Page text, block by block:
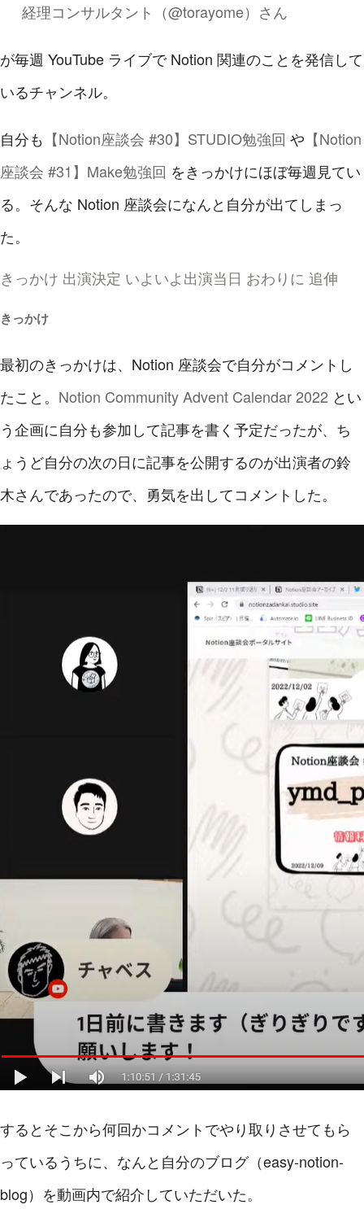
経理コンサルタント（@torayome）さん
が毎週 YouTube ライブで Notion 関連のことを発信して
いるチャンネル。
自分も 【Notion座談会 #30】STUDIO勉強回 や 【Notion
座談会 #31】Make勉強回 をきっかけにほぼ毎週見てい
る。そんな Notion 座談会になんと自分が出てしまっ
た。
きっかけ 出演決定 いよいよ出演当日 おわりに 追伸
きっかけ
最初のきっかけは、Notion 座談会で自分がコメントし
たこと。 Notion Community Advent Calendar 2022 とい
う企画に自分も参加して記事を書く予定だったが、ち
ょうど自分の次の日に記事を公開するのが出演者の鈴
木さんであったので、勇気を出してコメントした。
するとそこから何回かコメントでやり取りさせてもら
っているうちに、なんと自分のブログ（easy-notion-
blog）を動画内で紹介していただいた。